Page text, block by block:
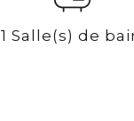
1 Salle(s) de